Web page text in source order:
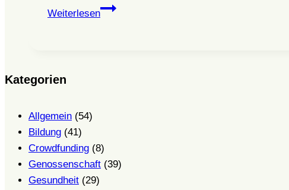
Weiterlesen
Dr.
kann
man
Kategorien
Allgemein (54)
Bildung (41)
Crowdfunding (8)
Genossenschaft (39)
Gesundheit (29)